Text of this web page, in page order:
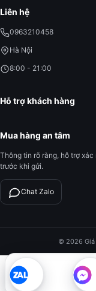
Liên hệ
0963210458
Hà Nội
8:00 - 21:00
Hỗ trợ khách hàng
Mua hàng an tâm
Thông tin rõ ràng, hỗ trợ
trước khi gửi.
Chat Zalo
© 2026 Giá